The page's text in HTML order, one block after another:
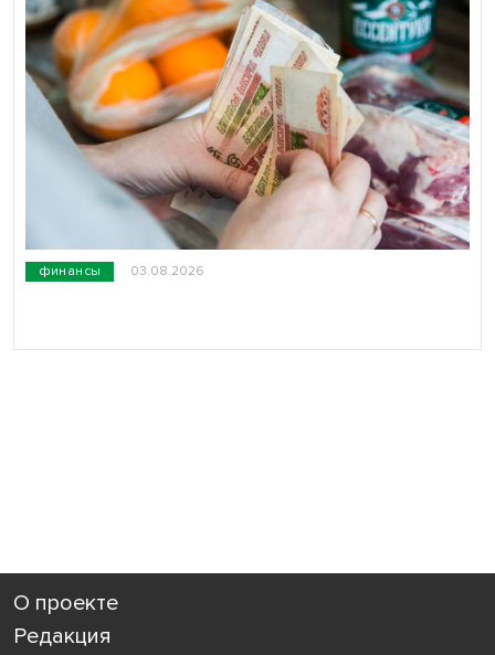
финансы 03.08.2026
О проекте
Редакция